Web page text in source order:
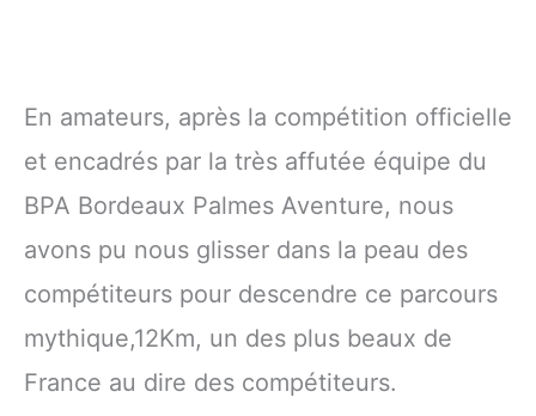
En amateurs, après la compétition officielle
et encadrés par la très affutée équipe du
BPA Bordeaux Palmes Aventure, nous
avons pu nous glisser dans la peau des
compétiteurs pour descendre ce parcours
mythique,12Km, un des plus beaux de
France au dire des compétiteurs.